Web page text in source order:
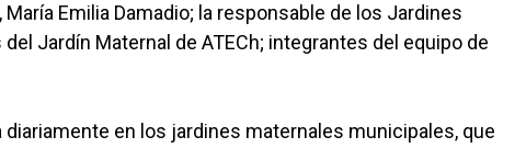
Emilia Damadio; la responsable de los Jardines
Jardín Maternal de ATECh; integrantes del equipo de
en los jardines maternales municipales, que